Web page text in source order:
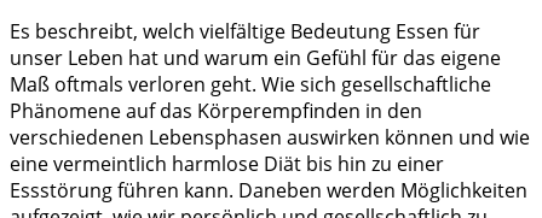
Es beschreibt, welch vielfältige Bedeutung Essen für
unser Leben hat und warum ein Gefühl für das eigene
Maß oftmals verloren geht. Wie sich gesellschaftliche
Phänomene auf das Körperempfinden in den
verschiedenen Lebensphasen auswirken können und wie
eine vermeintlich harmlose Diät bis hin zu einer
Essstörung führen kann. Daneben werden Möglichkeiten